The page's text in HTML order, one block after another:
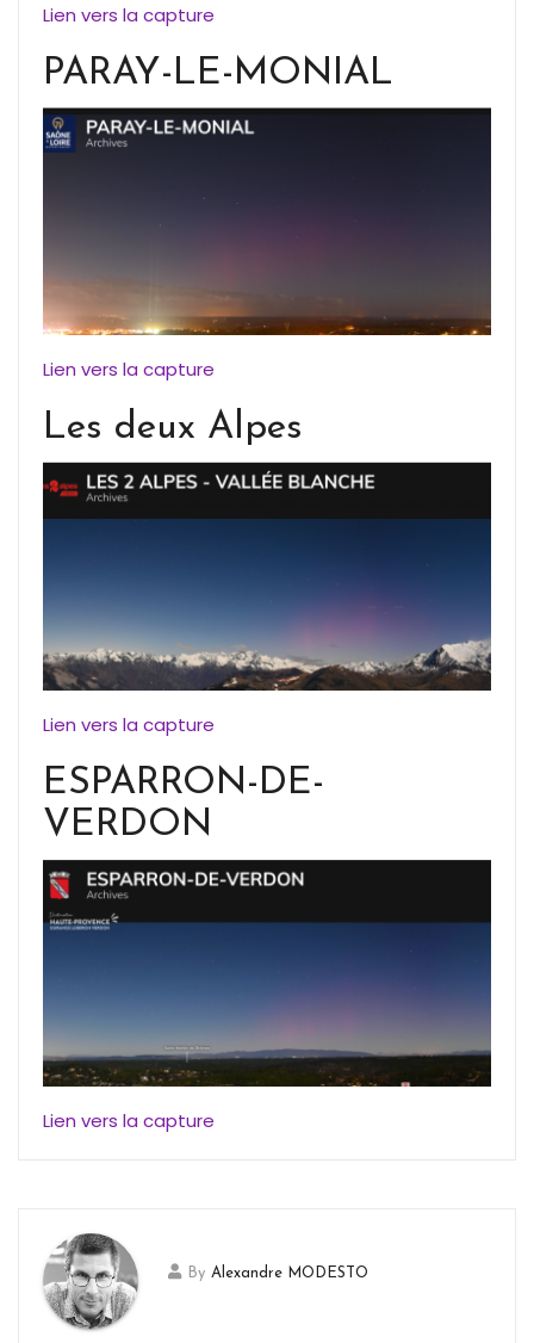
Lien vers la capture
PARAY-LE-MONIAL
Lien vers la capture
Les deux Alpes
Lien vers la capture
ESPARRON-DE-
VERDON
Lien vers la capture
By Alexandre MODESTO